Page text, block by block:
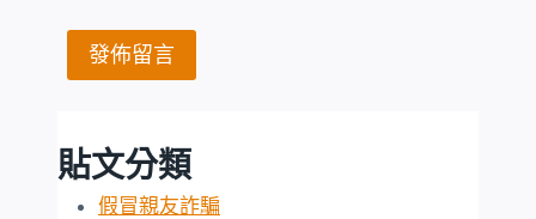
貼文分類
假冒親友詐騙